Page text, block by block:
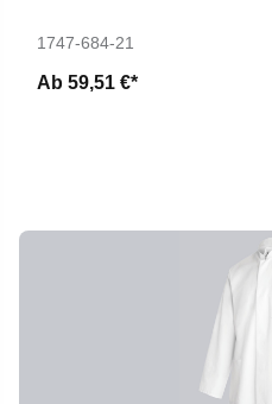
1747-684-21
Ab 59,51 €*